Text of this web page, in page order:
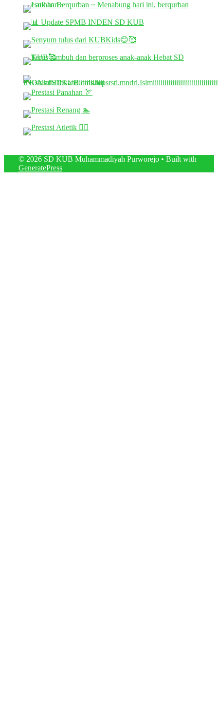
© 2026 SD KUB Muhammadiyah Purworejo • Built with
GeneratePress